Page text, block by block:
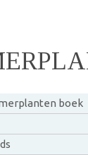
boek